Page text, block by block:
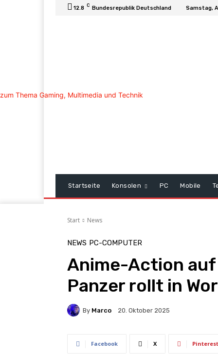
12.8 C Bundesrepublik Deutschland Samstag,
Startseite Konsolen PC Mobile
Start News
NEWS PC-COMPUTER
Anime-Action
Panzer rollt in
By Marco 20. Oktober 2025
Facebook X Pinterest